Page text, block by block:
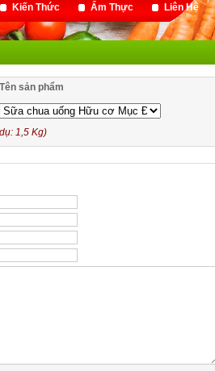
Kiến Thức Ẩm Thực Liên Hệ
Tên sản phẩm
1,5 Kg)